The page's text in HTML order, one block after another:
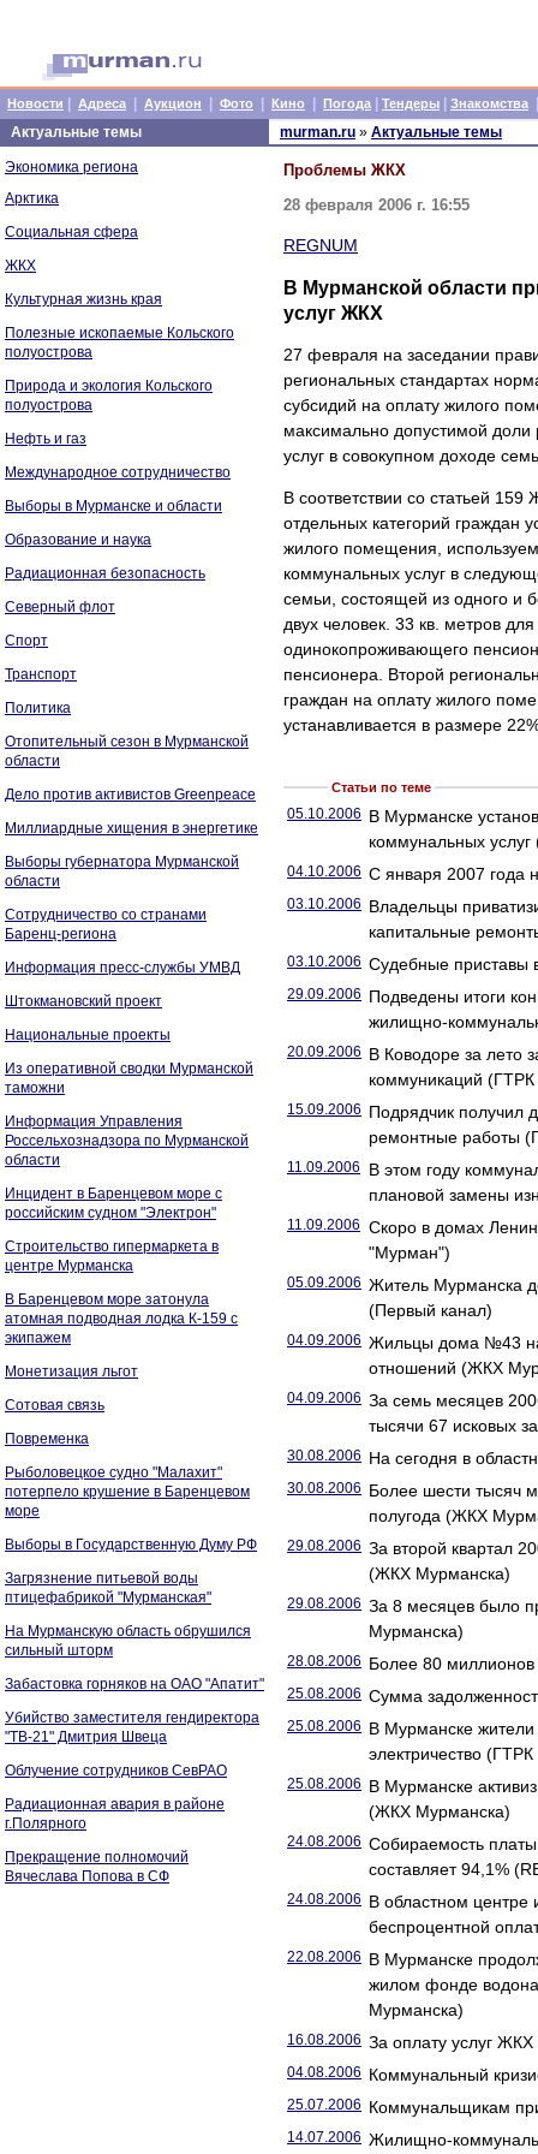
Новости Адреса Аукцион Фото Кино Погода Тендеры Знакомства
Актуальные темы
Экономика региона
Арктика
Социальная сфера
ЖКХ
Культурная жизнь края
Полезные ископаемые Кольского
полуострова
Природа и экология Кольского
полуострова
Нефть и газ
Международное сотрудничество
Выборы в Мурманске и области
Образование и наука
Радиационная безопасность
Северный флот
Спорт
Транспорт
Политика
Отопительный сезон в Мурманской
области
Дело против активистов Greenpeace
Миллиардные хищения в энергетике
Выборы губернатора Мурманской
области
Сотрудничество со странами
Баренц-региона
Информация пресс-службы УМВД
Штокмановский проект
Национальные проекты
Из оперативной сводки Мурманской
таможни
Информация Управления
Россельхознадзора по Мурманской
области
Инцидент в Баренцевом море с
российским судном "Электрон"
Строительство гипермаркета в
центре Мурманска
В Баренцевом море затонула
атомная подводная лодка К-159 с
экипажем
Монетизация льгот
Сотовая связь
Повременка
Рыболовецкое судно "Малахит"
потерпело крушение в Баренцевом
море
Выборы в Государственную Думу РФ
Загрязнение питьевой воды
птицефабрикой "Мурманская"
На Мурманскую область обрушился
сильный шторм
Забастовка горняков на ОАО "Апатит"
Убийство заместителя гендиректора
"ТВ-21" Дмитрия Швеца
Облучение сотрудников СевРАО
Радиационная авария в районе
г.Полярного
Прекращение полномочий
Вячеслава Попова в СФ
murman.ru » Актуальные темы
Проблемы ЖКХ
28 февраля 2006 г. 16:55
REGNUM
В Мурманской области
услуг ЖКХ
27 февраля на заседании
региональных стандартах
субсидий на оплату жилого
максимально допустимой
услуг в совокупном доходе
В соответствии со статьей
отдельных категорий граждан
жилого помещения,
коммунальных услуг в
семьи, состоящей из одного и
двух человек. 33 кв. метров
одинокопроживающего
пенсионера. Второй
граждан на оплату жилого
устанавливается в размере
Статьи по теме
05.10.2006 В Мурманске
коммунальных
04.10.2006 С января 2007 года
03.10.2006 Владельцы
капитальные
03.10.2006 Судебные приставы
29.09.2006 Подведены итоги
жилищно-
20.09.2006 В Ководоре за лето
коммуникаций
15.09.2006 Подрядчик получил
ремонтные работы
11.09.2006
В этом году
плановой замены
11.09.2006 Скоро в домах
"Мурман")
05.09.2006 Житель Мурманска
(Первый канал)
04.09.2006 Жильцы дома №43 на
отношений (ЖКХ
04.09.2006 За семь месяцев
тысячи 67 исковых
30.08.2006 На сегодня в
30.08.2006 Более шести тысяч
полугода (ЖКХ
29.08.2006 За второй квартал
(ЖКХ Мурманска)
29.08.2006 За 8 месяцев было
Мурманска)
28.08.2006 Более 80
25.08.2006 Сумма
25.08.2006 В Мурманске жители
электричество
25.08.2006 В Мурманске
(ЖКХ Мурманска)
24.08.2006 Собираемость
составляет 94,1%
24.08.2006 В областном центре
беспроцентной
22.08.2006 В Мурманске
жилом фонде
Мурманска)
16.08.2006 За оплату услуг
04.08.2006 Коммунальный
25.07.2006 Коммунальщикам
14.07.2006 Жилищно-